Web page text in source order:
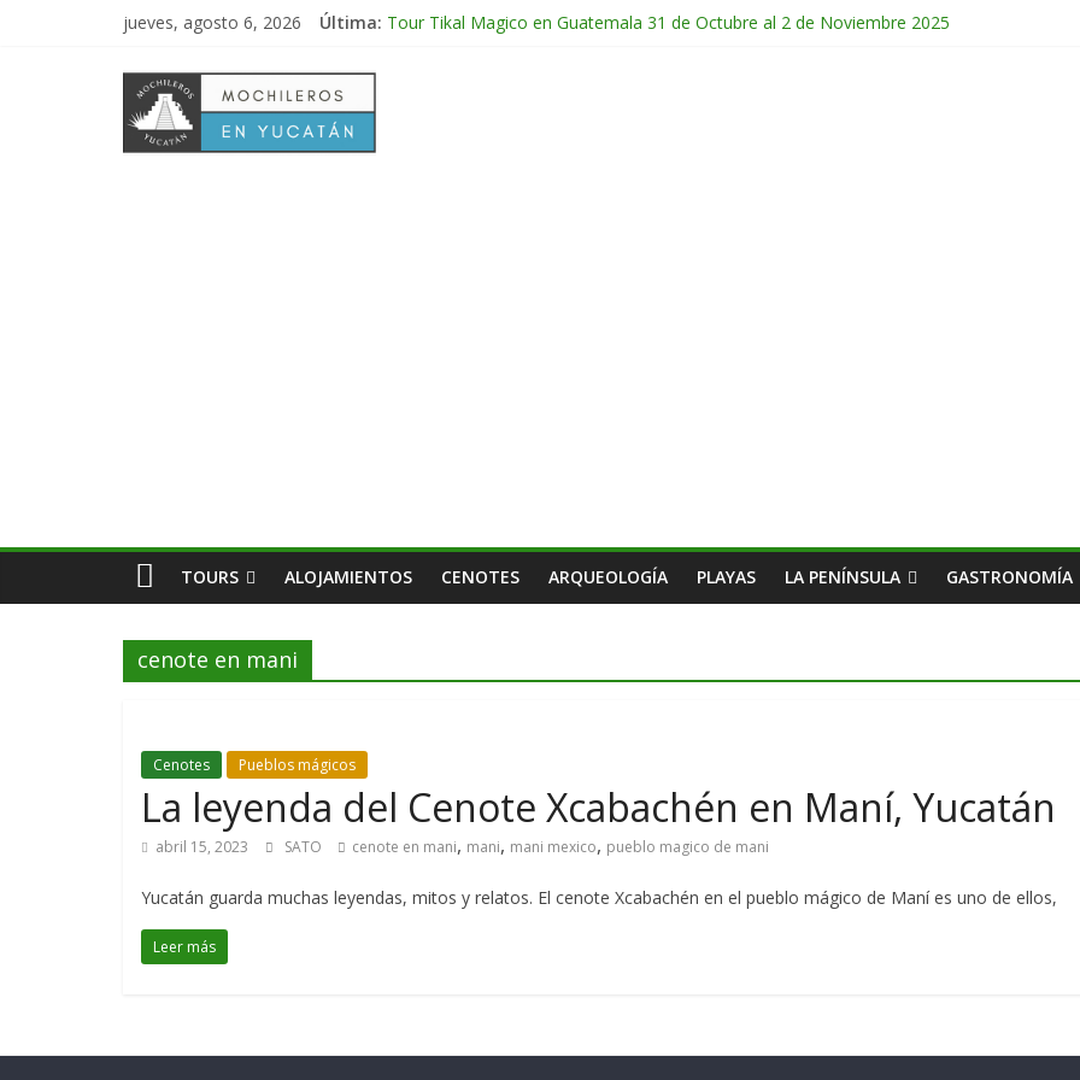
jueves, agosto 6, 2026 Última: Tour Tikal Magico en Guatemala 31 de Octubre al 2 de Noviembre 2025
TOURS ALOJAMIENTOS CENOTES ARQUEOLOGÍA PLAYAS LA PENÍNSULA GASTRONOMÍA
cenote en mani
Cenotes Pueblos mágicos
La leyenda del Cenote Xcabachén en Maní, Yucatán
abril 15, 2023 SATO cenote en mani, mani, mani mexico, pueblo magico de mani
Yucatán guarda muchas leyendas, mitos y relatos. El cenote Xcabachén en el pueblo mágico de Maní es uno de ellos,
Leer más